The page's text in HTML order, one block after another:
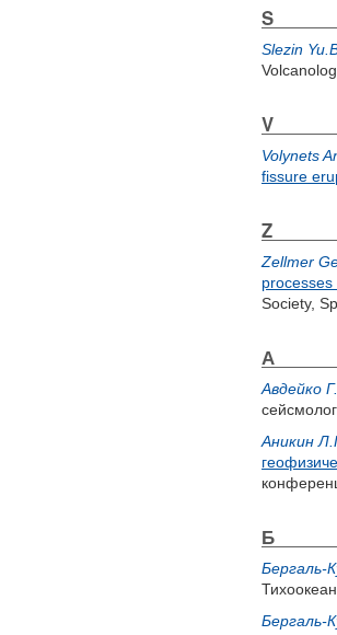
S
Slezin
V
Volynets
fissure
Z
Zellmer
Society,
А
Авдейко
Аникин
Б
Бергаль-
Бергаль-